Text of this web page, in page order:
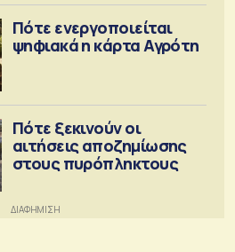
Πότε ενεργοποιείται
ψηφιακά η κάρτα Αγρότη
Πότε ξεκινούν οι
αιτήσεις αποζημίωσης
στους πυρόπληκτους